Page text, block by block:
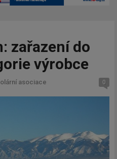
zařazení do
výrobce
asociace 0